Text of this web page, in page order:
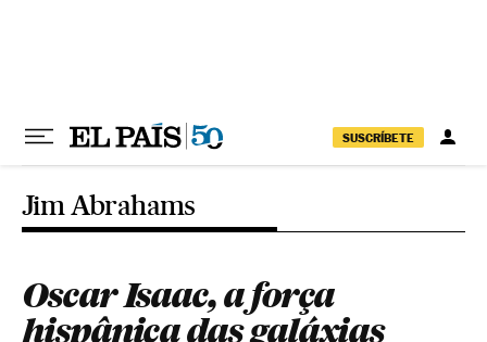
SUSCRÍBETE
Jim Abrahams
Oscar Isaac, a força
hispânica das galáxias